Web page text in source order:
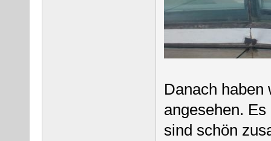
Danach haben
angesehen.
sind schön